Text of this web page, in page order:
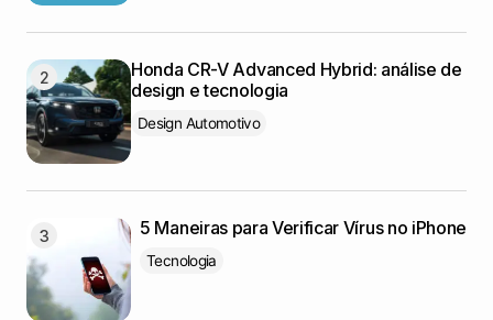
Honda CR-V Advanced Hybrid: análise de
design e tecnologia
Design Automotivo
5 Maneiras para Verificar Vírus no iPhone
Tecnologia